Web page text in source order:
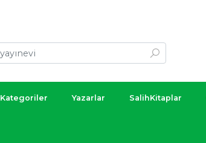
Kategoriler Yazarlar SalihKitaplar